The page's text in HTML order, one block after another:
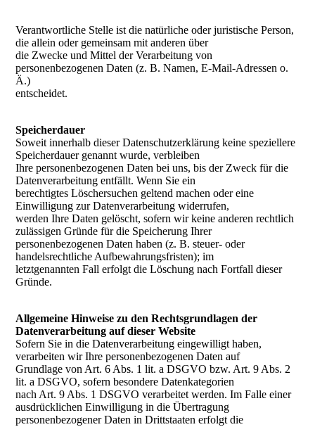
Verantwortliche Stelle ist die natürliche oder juristische Person,
die allein oder gemeinsam mit anderen über
die Zwecke und Mittel der Verarbeitung von
personenbezogenen Daten (z. B. Namen, E-Mail-Adressen o.
Ä.)
entscheidet.
Speicherdauer
Soweit innerhalb dieser Datenschutzerklärung keine speziellere
Speicherdauer genannt wurde, verbleiben
Ihre personenbezogenen Daten bei uns, bis der Zweck für die
Datenverarbeitung entfällt. Wenn Sie ein
berechtigtes Löschersuchen geltend machen oder eine
Einwilligung zur Datenverarbeitung widerrufen,
werden Ihre Daten gelöscht, sofern wir keine anderen rechtlich
zulässigen Gründe für die Speicherung Ihrer
personenbezogenen Daten haben (z. B. steuer- oder
handelsrechtliche Aufbewahrungsfristen); im
letztgenannten Fall erfolgt die Löschung nach Fortfall dieser
Gründe.
Allgemeine Hinweise zu den Rechtsgrundlagen der
Datenverarbeitung auf dieser Website
Sofern Sie in die Datenverarbeitung eingewilligt haben,
verarbeiten wir Ihre personenbezogenen Daten auf
Grundlage von Art. 6 Abs. 1 lit. a DSGVO bzw. Art. 9 Abs. 2
lit. a DSGVO, sofern besondere Datenkategorien
nach Art. 9 Abs. 1 DSGVO verarbeitet werden. Im Falle einer
ausdrücklichen Einwilligung in die Übertragung
personenbezogener Daten in Drittstaaten erfolgt die